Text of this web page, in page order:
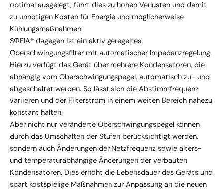
optimal ausgelegt, führt dies zu hohen Verlusten und damit
zu unnötigen Kosten für Energie und möglicherweise
Kühlungsmaßnahmen.
SΦFIA® dagegen ist ein aktiv geregeltes
Oberschwingungsfilter mit automatischer Impedanzregelung.
Hierzu verfügt das Gerät über mehrere Kondensatoren, die
abhängig vom Oberschwingungspegel, automatisch zu- und
abgeschaltet werden. So lässt sich die Abstimmfrequenz
variieren und der Filterstrom in einem weiten Bereich nahezu
konstant halten.
Aber nicht nur veränderte Oberschwingungspegel können
durch das Umschalten der Stufen berücksichtigt werden,
sondern auch Änderungen der Netzfrequenz sowie alters-
und temperaturabhängige Änderungen der verbauten
Kondensatoren. Dies erhöht die Lebensdauer des Geräts und
spart kostspielige Maßnahmen zur Anpassung an die neuen